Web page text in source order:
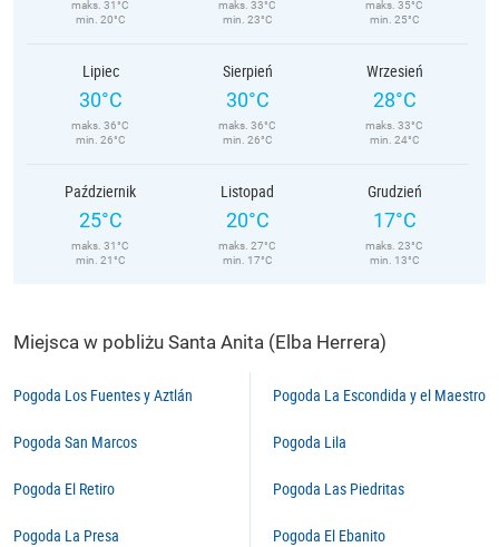
maks. 31°C
min. 20°C
maks. 33°C
min. 23°C
maks. 35°C
min. 25°C
Lipiec
30°C
maks. 36°C
min. 26°C
Sierpień
30°C
maks. 36°C
min. 26°C
Wrzesień
28°C
maks. 33°C
min. 24°C
Październik
25°C
maks. 31°C
min. 21°C
Listopad
20°C
maks. 27°C
min. 17°C
Grudzień
17°C
maks. 23°C
min. 13°C
Miejsca w pobliżu Santa Anita (Elba Herrera)
Pogoda Los Fuentes y Aztlán
Pogoda San Marcos
Pogoda El Retiro
Pogoda La Presa
Pogoda La Escondida y el Maestro
Pogoda Lila
Pogoda Las Piedritas
Pogoda El Ebanito